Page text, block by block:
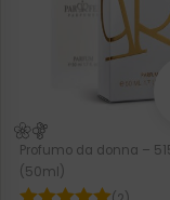
Profumo da donna –
(50ml)